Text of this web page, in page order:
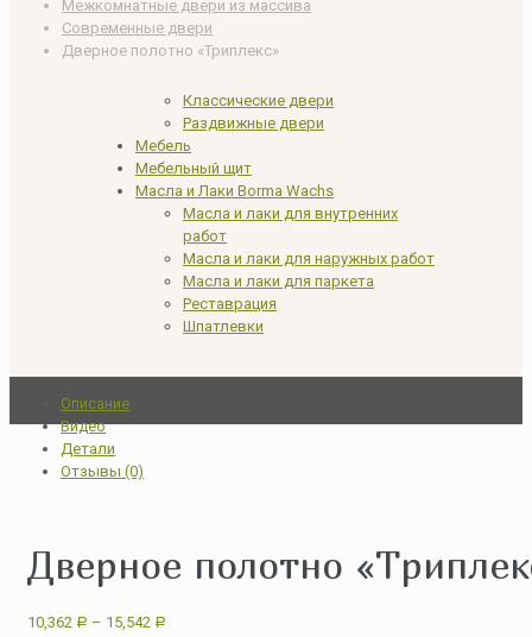
Межкомнатные двери из массива
Современные двери
Дверное полотно «Триплекс»
Классические двери
Раздвижные двери
Мебель
Мебельный щит
Масла и Лаки Borma Wachs
Масла и лаки для внутренних
работ
Масла и лаки для наружных работ
Масла и лаки для паркета
Реставрация
Шпатлевки
Дверное полотно
10,362 Р – 15,542 Р
Описание
Видео
Детали
Отзывы (0)